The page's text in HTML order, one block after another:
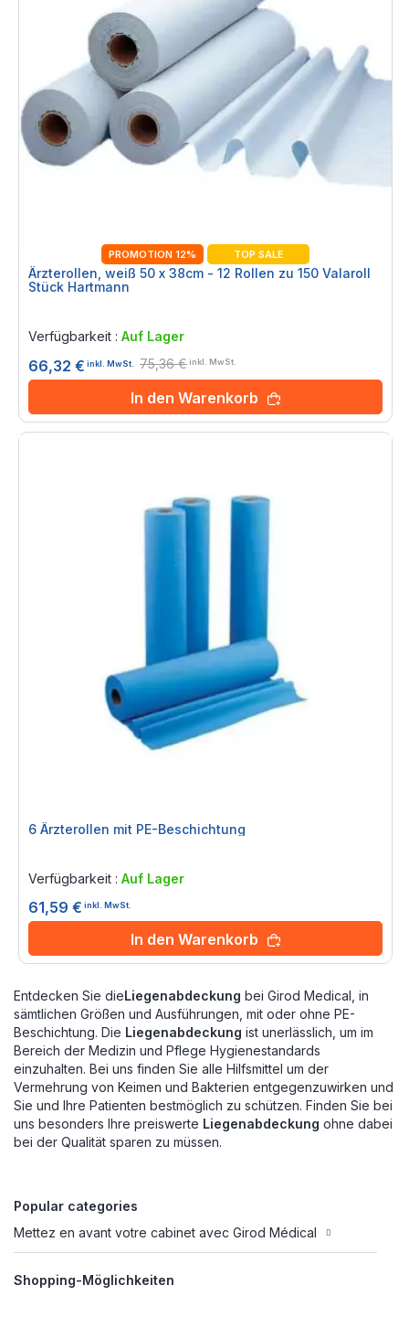
PROMOTION 12% TOP SALE
Ärzterollen, weiß 50 x 38cm - 12 Rollen zu 150 Valaroll
Stück Hartmann
Verfügbarkeit : Auf Lager
66,32 € inkl. MwSt. 75,36 €inkl. MwSt.
In den Warenkorb
6 Ärzterollen mit PE-Beschichtung
Verfügbarkeit : Auf Lager
61,59 € inkl. MwSt.
In den Warenkorb
Entdecken Sie dieLiegenabdeckung bei Girod Medical, in
sämtlichen Größen und Ausführungen, mit oder ohne PE-
Beschichtung. Die Liegenabdeckung ist unerlässlich, um im
Bereich der Medizin und Pflege Hygienestandards
einzuhalten. Bei uns finden Sie alle Hilfsmittel um der
Vermehrung von Keimen und Bakterien entgegenzuwirken und
Sie und Ihre Patienten bestmöglich zu schützen. Finden Sie bei
uns besonders Ihre preiswerte Liegenabdeckung ohne dabei
bei der Qualität sparen zu müssen.
Popular categories
Mettez en avant votre cabinet avec Girod Médical
Shopping-Möglichkeiten